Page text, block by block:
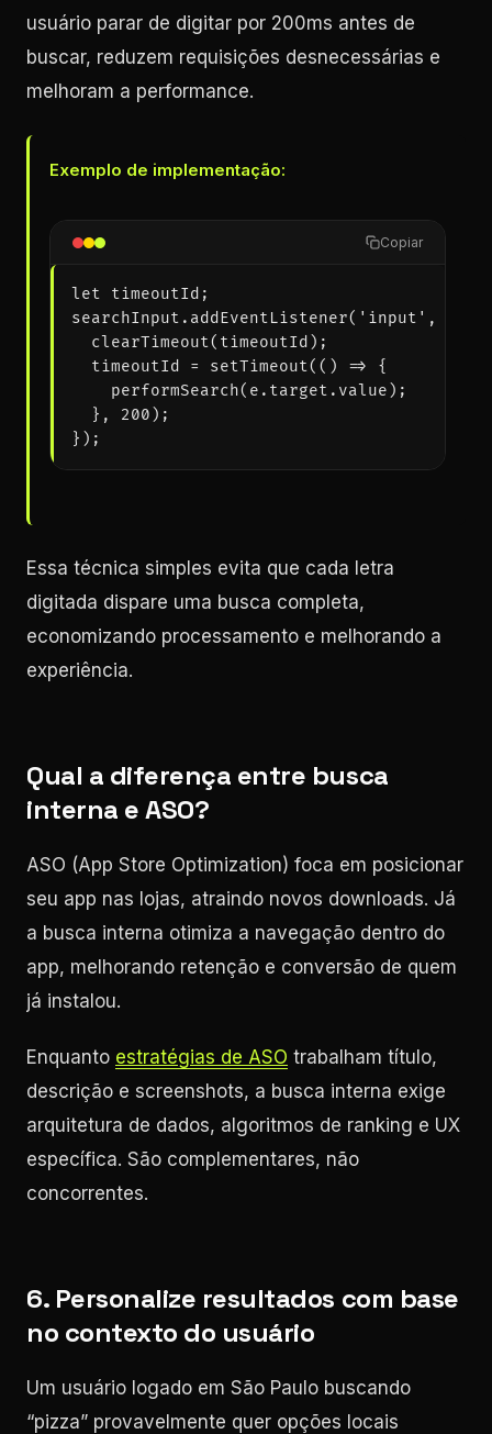
usuário parar de digitar por 200ms antes de
buscar, reduzem requisições desnecessárias e
melhoram a performance.
Exemplo de implementação:
Copiar
let timeoutId;
searchInput.addEventListener('input', (e)
  clearTimeout(timeoutId);
  timeoutId = setTimeout(() => {
    performSearch(e.target.value);
  }, 200);
});
Essa técnica simples evita que cada letra
digitada dispare uma busca completa,
economizando processamento e melhorando a
experiência.
Qual a diferença entre busca
interna e ASO?
ASO (App Store Optimization) foca em posicionar
seu app nas lojas, atraindo novos downloads. Já
a busca interna otimiza a navegação dentro do
app, melhorando retenção e conversão de quem
já instalou.
Enquanto estratégias de ASO trabalham título,
descrição e screenshots, a busca interna exige
arquitetura de dados, algoritmos de ranking e UX
específica. São complementares, não
concorrentes.
6. Personalize resultados com base
no contexto do usuário
Um usuário logado em São Paulo buscando
“pizza” provavelmente quer opções locais